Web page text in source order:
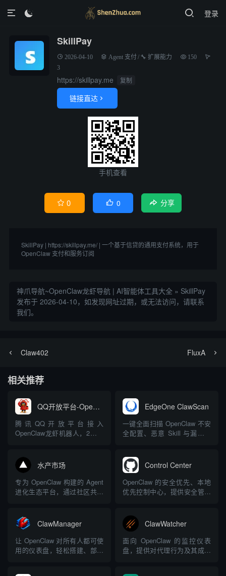
登录

SkillPay
2026-04-10 Agent 支付/ 🔧 扩展能力
150
3
https://skillpay.me 复制
链接直达 
手机查看
 0  0 分享
SkillPay | https://skillpay.me/ | 一个基于信贷的通用支付系统，用于
OpenClaw 支付和服务订阅
神爪导航~OpenClaw龙虾导航 | AI智能体工具大全 » SkillPay
发布于 2026-04-10，如发现网址过期，或无法访问，请联系
我们。
Claw402 FluxA
相关推荐
QQ开放平台-OpenClaw
腾讯QQ开放平台接入
OpenClaw龙虾机器人，2分钟
持腾讯频道Skills扩展，触达亿
级QQ用户
EdgeOne ClawScan
一键全面扫描 OpenClaw 不安
全配置、恶意 Skill 与漏洞，
水产市场
专为 OpenClaw 构建的 Agent
进化生态平台，通过社区共享
Control Center
OpenClaw 的安全优先、本地
优先控制中心，提供安全管理
ClawManager
让 OpenClaw 对所有人都可使
用的仪表盘，轻松搭建、部署
ClawWatcher
面向 OpenClaw 的监控仪表
盘，提供对代理行为及其成本